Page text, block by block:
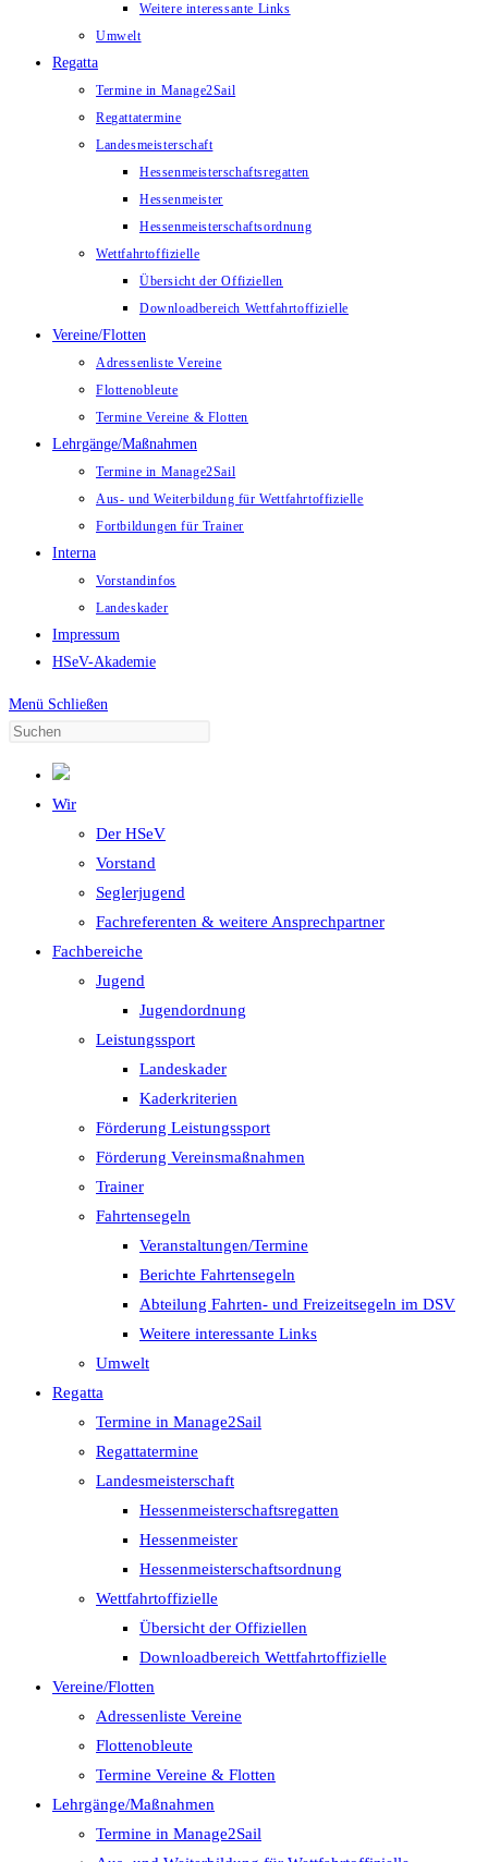
Weitere interessante Links
Umwelt
Regatta
Termine in Manage2Sail
Regattatermine
Landesmeisterschaft
Hessenmeisterschaftsregatten
Hessenmeister
Hessenmeisterschaftsordnung
Wettfahrtoffizielle
Übersicht der Offiziellen
Downloadbereich Wettfahrtoffizielle
Vereine/Flotten
Adressenliste Vereine
Flottenobleute
Termine Vereine & Flotten
Lehrgänge/Maßnahmen
Termine in Manage2Sail
Aus- und Weiterbildung für Wettfahrtoffizielle
Fortbildungen für Trainer
Interna
Vorstandinfos
Landeskader
Impressum
HSeV-Akademie
Menü Schließen
Wir
Der HSeV
Vorstand
Seglerjugend
Fachreferenten & weitere Ansprechpartner
Fachbereiche
Jugend
Jugendordnung
Leistungssport
Landeskader
Kaderkriterien
Förderung Leistungssport
Förderung Vereinsmaßnahmen
Trainer
Fahrtensegeln
Veranstaltungen/Termine
Berichte Fahrtensegeln
Abteilung Fahrten- und Freizeitsegeln im DSV
Weitere interessante Links
Umwelt
Regatta
Termine in Manage2Sail
Regattatermine
Landesmeisterschaft
Hessenmeisterschaftsregatten
Hessenmeister
Hessenmeisterschaftsordnung
Wettfahrtoffizielle
Übersicht der Offiziellen
Downloadbereich Wettfahrtoffizielle
Vereine/Flotten
Adressenliste Vereine
Flottenobleute
Termine Vereine & Flotten
Lehrgänge/Maßnahmen
Termine in Manage2Sail